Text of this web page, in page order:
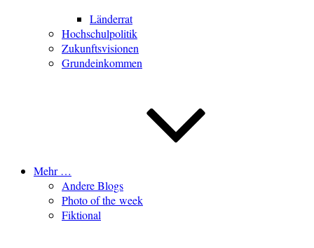
Länderrat
Hochschulpolitik
Zukunftsvisionen
Grundeinkommen
Mehr …
Andere Blogs
Photo of the week
Fiktional